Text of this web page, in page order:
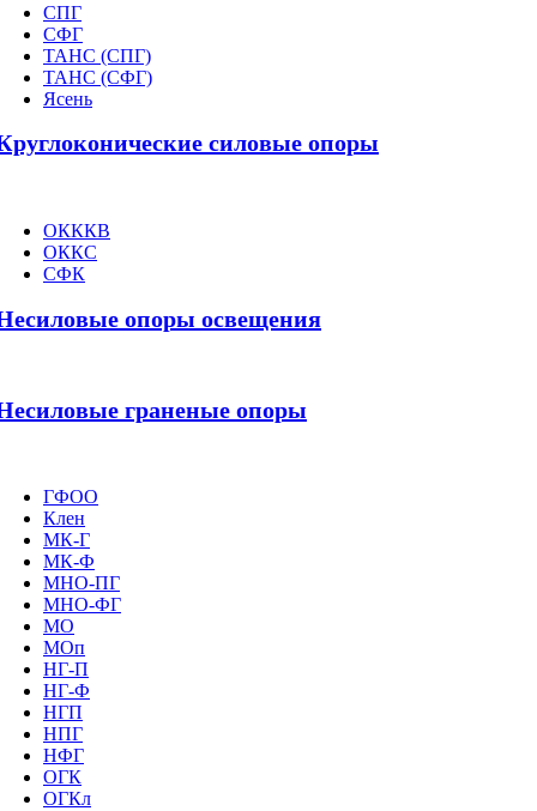
СПГ
СФГ
ТАНС (СПГ)
ТАНС (СФГ)
Ясень
силовые опоры
ОКККВ
ОККС
СФК
опоры освещения
граненые опоры
ГФОО
Клен
МК-Г
МК-Ф
МНО-ПГ
МНО-ФГ
МО
МОп
НГ-П
НГ-Ф
НГП
НПГ
НФГ
ОГК
ОГКл